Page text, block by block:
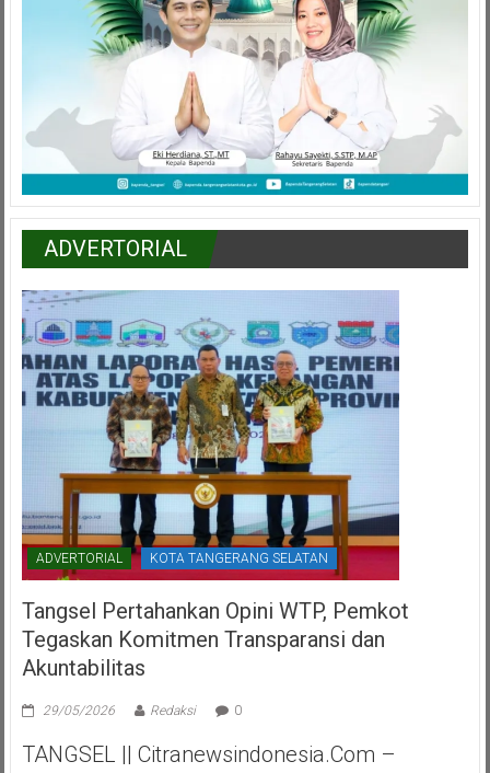
ADVERTORIAL
ADVERTORIAL KOTA TANGERANG SELATAN
Tangsel Pertahankan Opini WTP, Pemkot
Tegaskan Komitmen Transparansi dan
Akuntabilitas
29/05/2026 Redaksi 0
TANGSEL || Citranewsindonesia.com –